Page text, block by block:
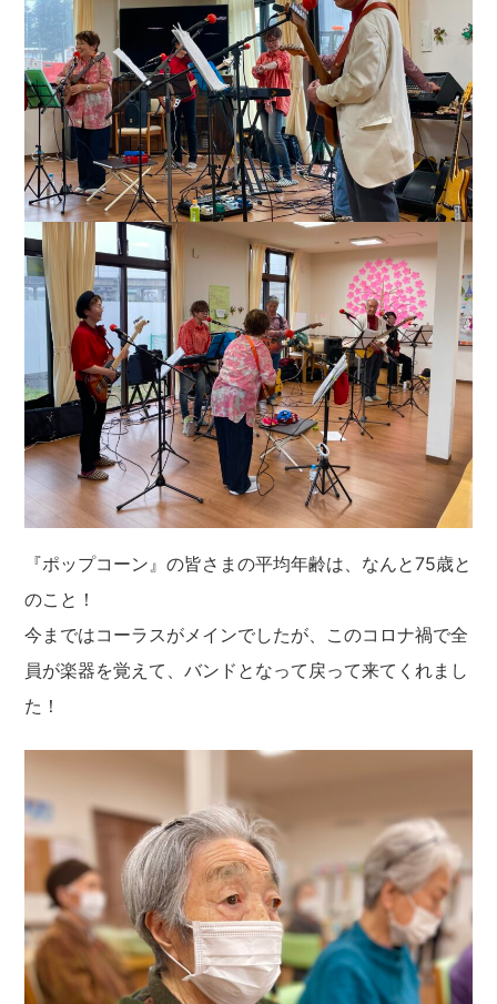
『ポップコーン』の皆さまの平均年齢は、なんと75歳と
のこと！
今まではコーラスがメインでしたが、このコロナ禍で全
員が楽器を覚えて、バンドとなって戻って来てくれまし
た！